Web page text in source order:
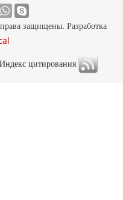
защищены. Разработка